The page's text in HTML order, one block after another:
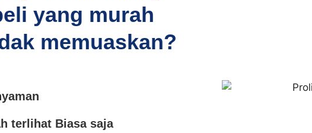
yang murah
memuaskan?
terlihat Biasa saja